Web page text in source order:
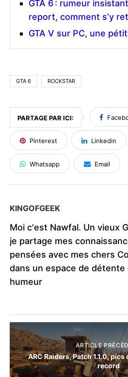
GTA 6 : rumeur
report, comment s’y
GTA V sur PC, une
GTA 6 ROCKSTAR
PARTAGE PAR ICI:
Pinterest Linkedin
Whatsapp Email
KINGOFGEEK
Moi c'est Nawfal. Un vieux
je partage mes
pensées avec mes chers
dans un espace de détente
humeur
ARTICLE
ARC Raiders, Patch 1.1.0,
record